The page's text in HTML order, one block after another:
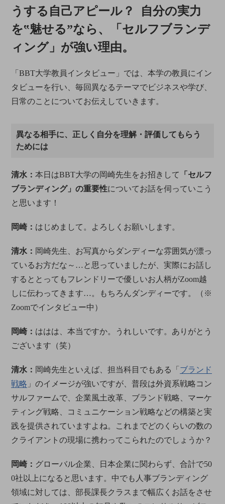
うする自己アピール？ 自分の実力
を‟魅せる”なら、「セルフブランデ
ィング」が強い理由。
「BBT大学教員インタビュー」では、本学の教員にイン
タビューを行い、毎回異なるテーマでビジネスや学び、
日常のことについてお伝えしていきます。
異なる相手に、正しく自分を理解・評価してもらう
ためには
清水：本日はBBT大学の岡崎先生をお招きして
「セルフ
ブランディング」の重要性についてお話を伺っていこう
と思います！
岡崎： はじめまして。よろしくお願いします。
清水： 岡崎先生、お写真からダンディーな雰囲気が漂っ
ているお方だな～…と思っていましたが、実際にお話し
するととってもフレンドリーで優しいお人柄がZoom越
しに伝わってきます…。もちろんダンディーです。（※
Zoomでインタビュー中）
岡崎： ははは、本当ですか。うれしいです。ありがとう
ございます（笑）
清水： 岡崎先生といえば、担当科目でもある「 ブランド
戦略 」のイメージが強いですが、普段は外資系戦略コン
サルファームで、企業風土改革、ブランド戦略、マーケ
ティング戦略、コミュニケーション戦略などの構築と実
践を提供されていますよね。これまでどのくらいの数の
クライアントの現場に携わってこられたのでしょうか？
岡崎： グローバル企業、日本企業に関わらず、合計で50
0社以上になると思います。中でも人事ブランディング
領域に対しては、部長課長クラスまで幅広くお話をさせ